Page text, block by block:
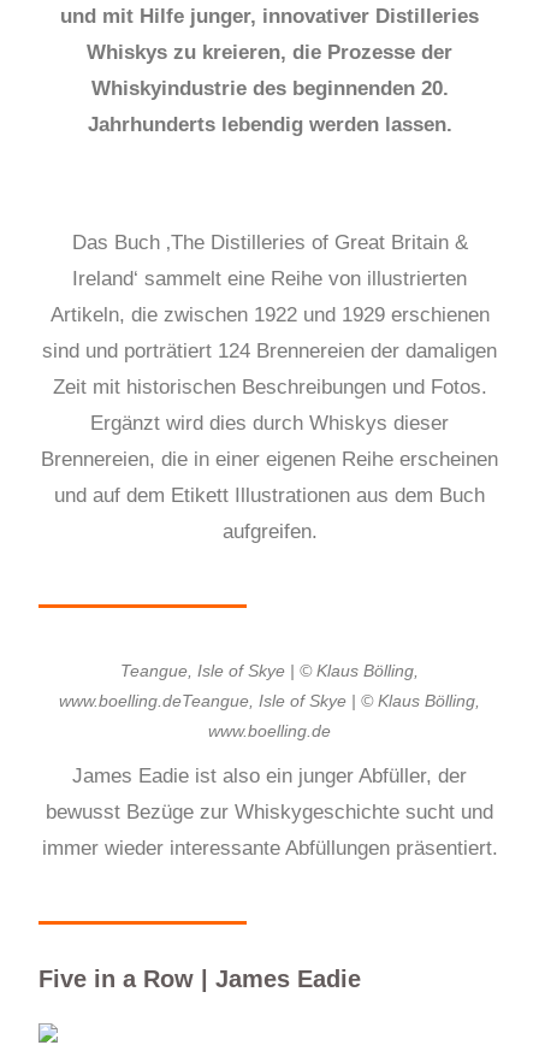
und mit Hilfe junger, innovativer Distilleries
Whiskys zu kreieren, die Prozesse der
Whiskyindustrie des beginnenden 20.
Jahrhunderts lebendig werden lassen.
Das Buch ‚The Distilleries of Great Britain &
Ireland‘ sammelt eine Reihe von illustrierten
Artikeln, die zwischen 1922 und 1929 erschienen
sind und porträtiert 124 Brennereien der damaligen
Zeit mit historischen Beschreibungen und Fotos.
Ergänzt wird dies durch Whiskys dieser
Brennereien, die in einer eigenen Reihe erscheinen
und auf dem Etikett Illustrationen aus dem Buch
aufgreifen.
Teangue, Isle of Skye | © Klaus Bölling,
www.boelling.deTeangue, Isle of Skye | © Klaus Bölling,
www.boelling.de
James Eadie ist also ein junger Abfüller, der
bewusst Bezüge zur Whiskygeschichte sucht und
immer wieder interessante Abfüllungen präsentiert.
Five in a Row | James Eadie